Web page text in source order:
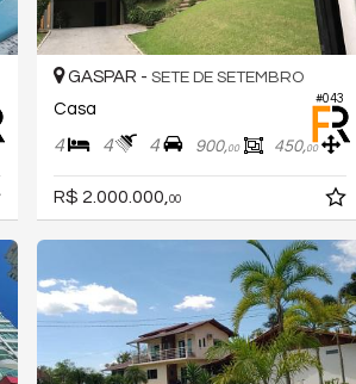
#043
GASPAR - SETE DE SETEMBRO
Casa
4 4 4 900,00 450,00
R$ 2.000.000, 00